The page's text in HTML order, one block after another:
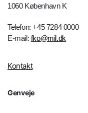
1060 København K
Telefon: +45 7284 0000
E-mail: fko@mil.dk
Kontakt
Genveje